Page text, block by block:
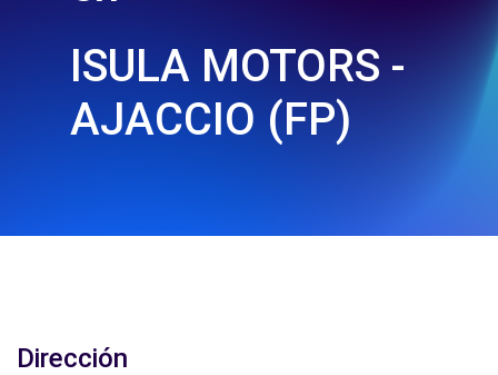
ISULA MOTORS -
AJACCIO (FP)
Dirección